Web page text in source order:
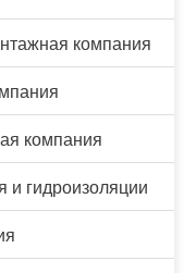
компания
компания
и гидроизоляции